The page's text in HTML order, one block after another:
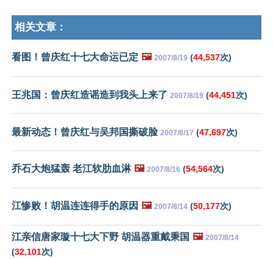
相关文章：
看图！曾庆红十七大命运已定 🖼️ 2007/8/19 (44,537次)
王兆国：曾庆红造谣造到我头上来了 2007/8/19 (44,451次)
最新动态！曾庆红与吴邦国撕破脸 2007/8/17 (47,697次)
乔石大炮猛轰 老江软肋血淋 🖼️ 2007/8/16 (54,564次)
江惨败！胡温连连得手的原因 🖼️ 2007/8/14 (50,177次)
江亲信唐家璇十七大下野 胡温器重戴秉国 🖼️ 2007/8/14
(32,101次)